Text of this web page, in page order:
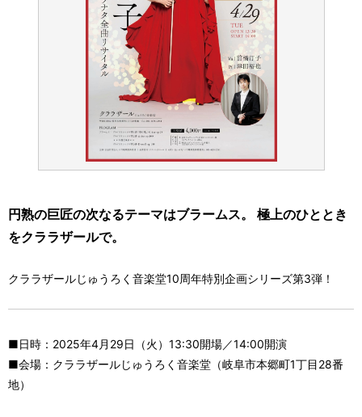
円熟の巨匠の次なるテーマはブラームス。 極上のひととき
をクララザールで。
クララザールじゅうろく音楽堂10周年特別企画シリーズ第3弾！
■日時：2025年4月29日（火）13:30開場／14:00開演
■会場：クララザールじゅうろく音楽堂（岐阜市本郷町1丁目28番
地）